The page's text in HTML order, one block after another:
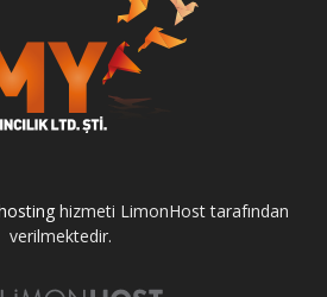
hizmeti LimonHost tarafından
verilmektedir.